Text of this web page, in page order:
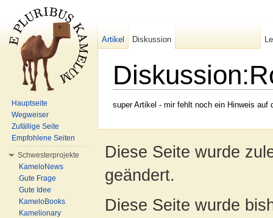
super Artikel - mir fehlt noch ein Hinweis
Artikel Diskussion
Hauptseite
Wegweiser
Zufällige Seite
Empfohlene Seiten
Schwesterprojekte
KameloNews
Gute Frage
Gute Idee
KameloBooks
Kamelionary
Diese Seite wurde
geändert.
Diese Seite wurde